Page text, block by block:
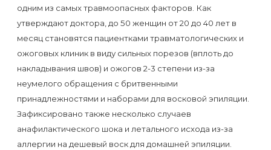
одним из самых травмоопасных факторов. Как
утверждают доктора, до 50 женщин от 20 до 40 лет в
месяц становятся пациентками травматологических и
ожоговых клиник в виду сильных порезов (вплоть до
накладывания швов) и ожогов 2-3 степени из-за
неумелого обращения с бритвенными
принадлежностями и наборами для восковой эпиляции.
Зафиксировано также несколько случаев
анафилактического шока и летального исхода из-за
аллергии на дешевый воск для домашней эпиляции.